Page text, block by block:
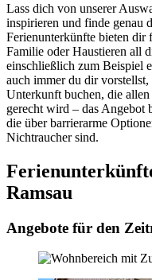
Lass dich von unserer
inspirieren und finde genau
Ferienunterkünfte bieten dir
Familie oder Haustieren all
einschließlich zum Beispiel
auch immer du dir
Unterkunft buchen, die
gerecht wird – das Angebot
die über barrierarme
Nichtraucher sind.
Ramsau
Angebote für den